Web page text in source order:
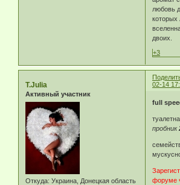
любовь
которых
двоих.
+3
02-14
T.Julia
Активный участник
Откуда: Украина, Донецкая область
full
пробник
форуме